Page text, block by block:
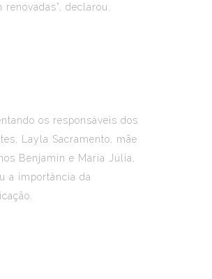
renovadas”, declarou.
os responsáveis dos
Layla Sacramento, mãe
Benjamin e Maria Júlia,
a importância da